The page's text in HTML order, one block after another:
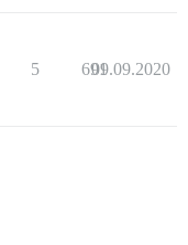
5 691
09.09.2020